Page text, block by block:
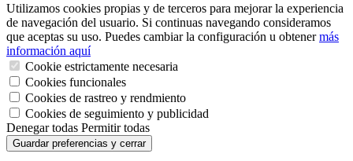
Utilizamos cookies propias y de terceros para mejorar la experiencia
de navegación del usuario. Si continuas navegando consideramos
que aceptas su uso. Puedes cambiar la configuración u obtenermás
información aquí
Cookie estrictamente necesaria
Cookies funcionales
Cookies de rastreo y rendmiento
Cookies de seguimiento y publicidad
Denegar todas Permitir todas
Guardar preferencias y cerrar